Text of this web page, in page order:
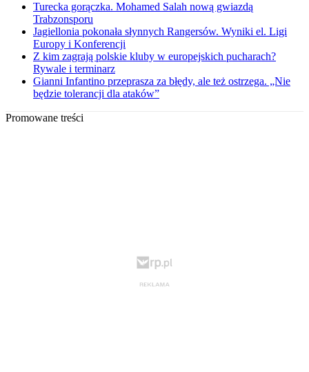
Turecka gorączka. Mohamed Salah nową gwiazdą
Trabzonsporu
Jagiellonia pokonała słynnych Rangersów. Wyniki el. Ligi
Europy i Konferencji
Z kim zagrają polskie kluby w europejskich pucharach?
Rywale i terminarz
Gianni Infantino przeprasza za błędy, ale też ostrzega. „Nie
będzie tolerancji dla ataków”
Promowane treści